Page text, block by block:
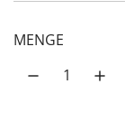
MENGE